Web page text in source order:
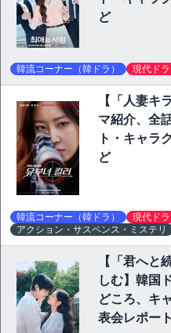
ど
韓流コーナー（韓ドラ） 現代ド
【「人妻キ
マ紹介、全
ト・キャラ
ど
韓流コーナー（韓ドラ）
現代ド
アクション・サスペンス・ミステリ
【「君へと
しむ】韓国
どころ、キ
表会レポー